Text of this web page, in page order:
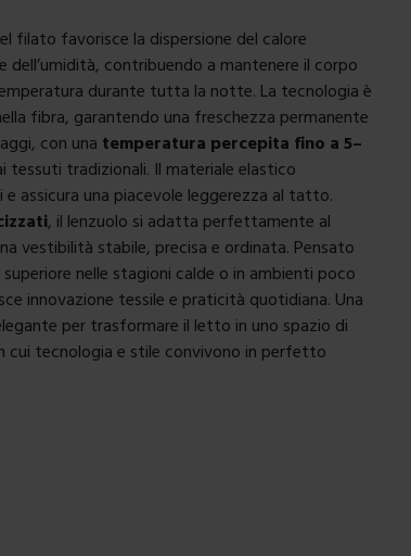
filato favorisce la dispersione del calore
dell’umidità, contribuendo a mantenere il corpo
durante tutta la notte. La tecnologia è
fibra, garantendo una freschezza permanente
con una temperatura percepita fino a 5–
tessuti tradizionali. Il materiale elastico
assicura una piacevole leggerezza al tatto.
, il lenzuolo si adatta perfettamente al
vestibilità stabile, precisa e ordinata. Pensato
nelle stagioni calde o in ambienti poco
innovazione tessile e praticità quotidiana. Una
per trasformare il letto in uno spazio di
cui tecnologia e stile convivono in perfetto